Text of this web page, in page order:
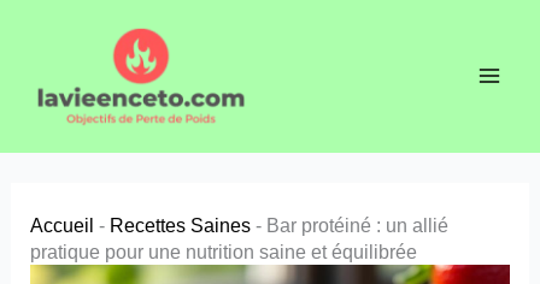
Accueil - Recettes Saines - Bar protéiné : un allié
pratique pour une nutrition saine et équilibrée